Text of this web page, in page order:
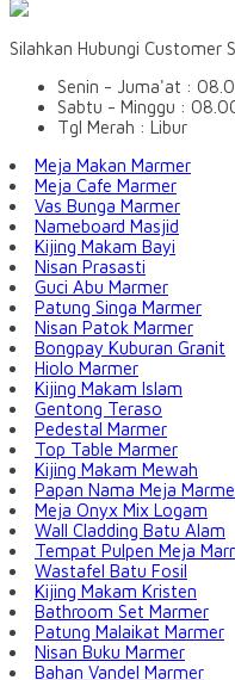
Silahkan Hubungi Customer
Senin - Juma'at :
Sabtu - Minggu :
Tgl Merah : Libur
Meja Makan Marmer
Meja Cafe Marmer
Vas Bunga Marmer
Nameboard Masjid
Kijing Makam Bayi
Nisan Prasasti
Guci Abu Marmer
Patung Singa Marmer
Nisan Patok Marmer
Bongpay Kuburan Granit
Hiolo Marmer
Kijing Makam Islam
Gentong Teraso
Pedestal Marmer
Top Table Marmer
Kijing Makam Mewah
Papan Nama Meja
Meja Onyx Mix Logam
Wall Cladding Batu Alam
Tempat Pulpen Meja
Wastafel Batu Fosil
Kijing Makam Kristen
Bathroom Set Marmer
Patung Malaikat Marmer
Nisan Buku Marmer
Bahan Vandel Marmer